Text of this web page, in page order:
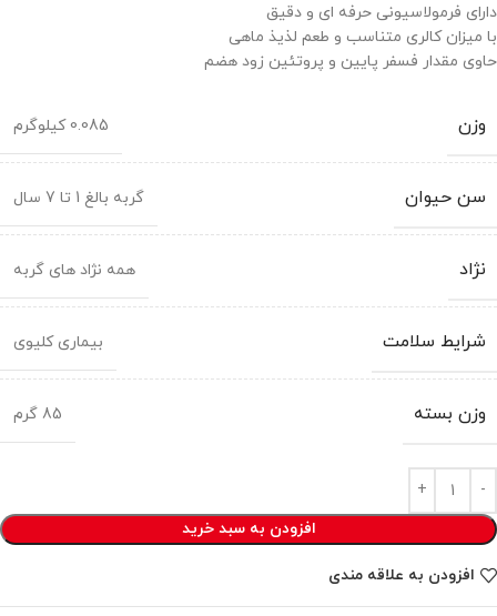
دارای فرمولاسیونی حرفه ای و دقیق
با میزان کالری متناسب و طعم لذیذ ماهی
حاوی مقدار فسفر پایین و پروتئین زود هضم
وزن 0.085 کیلوگرم
سن حیوان گربه بالغ 1 تا 7 سال
نژاد همه نژاد های گربه
شرایط سلامت بیماری کلیوی
وزن بسته 85 گرم
افزودن به سبد خرید
افزودن به علاقه مندی